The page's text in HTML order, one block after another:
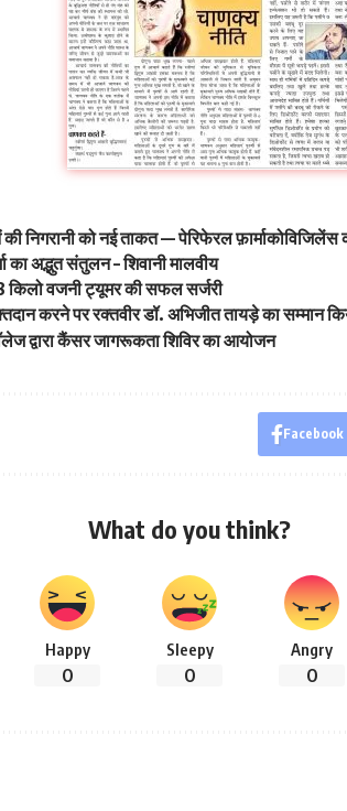
निगरानी को नई ताकत — पेरिफेरल
का अद्भुत संतुलन – शिवानी मालवीय
किलो वजनी ट्यूमर की सफल सर्जरी
करने पर रक्तवीर डॉ. अभिजीत तायड़े का सम्मान
द्वारा कैंसर जागरूकता शिविर का आयोजन
Facebook
What do you think?
Happy
0
Sleepy
0
Angry
0